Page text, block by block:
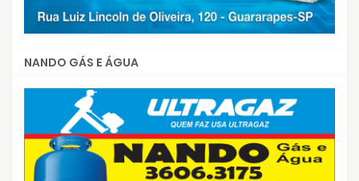
NANDO GÁS E ÁGUA